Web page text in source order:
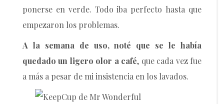
ponerse en verde. Todo iba perfecto hasta que
empezaron los problemas.
A la semana de uso, noté que se le había
quedado un ligero olor a café, que cada vez fue
a más a pesar de mi insistencia en los lavados.